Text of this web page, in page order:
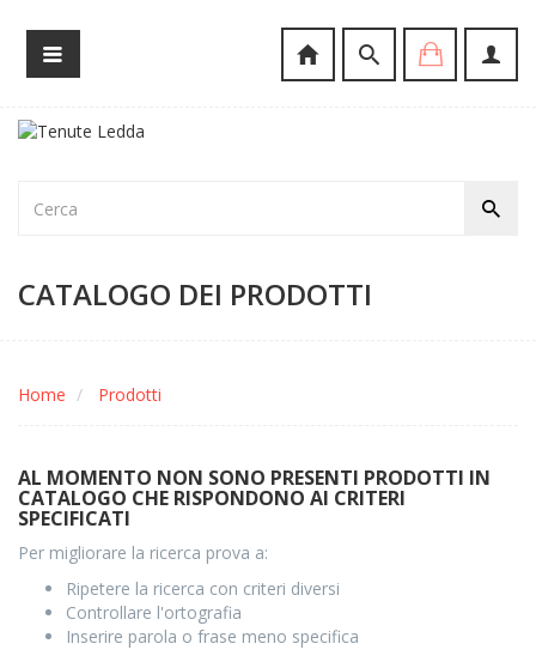
CATALOGO DEI PRODOTTI
Home Prodotti
AL MOMENTO NON SONO PRESENTI PRODOTTI IN
CATALOGO CHE RISPONDONO AI CRITERI
SPECIFICATI
Per migliorare la ricerca prova a:
Ripetere la ricerca con criteri diversi
Controllare l'ortografia
Inserire parola o frase meno specifica